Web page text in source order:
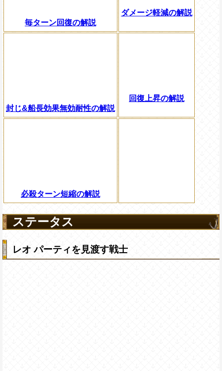
毎ターン回復の解説
ダメージ軽減の解説
封じ&船長効果無効耐性の解説
回復上昇の解説
必殺ターン短縮の解説
ステータス
レオ パーティを見渡す戦士